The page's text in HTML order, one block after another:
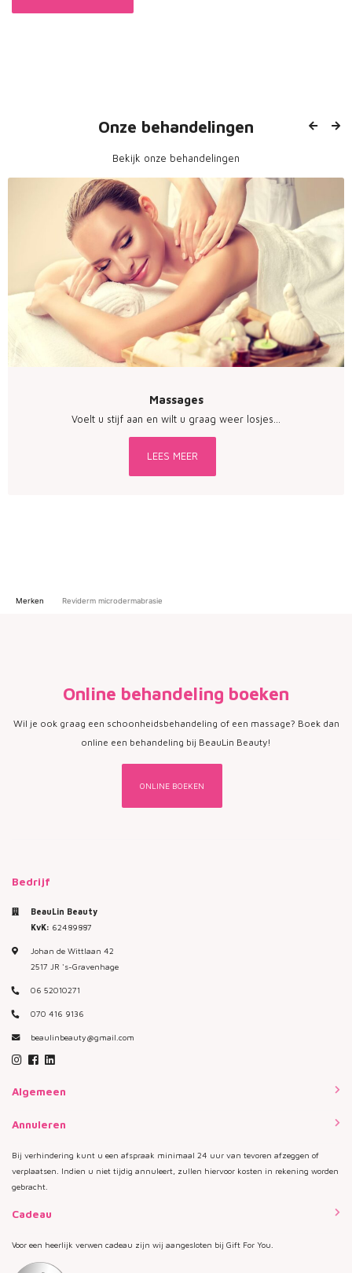
Onze behandelingen
Bekijk onze behandelingen
Massages
Voelt u stijf aan en wilt u graag weer losjes…
LEES MEER
Merken Reviderm microdermabrasie
Online behandeling boeken
Wil je ook graag een schoonheidsbehandeling of een massage? Boek dan
online een behandeling bij BeauLin Beauty!
ONLINE BOEKEN
Bedrijf
BeauLin Beauty
KvK: 62489887
Johan de Wittlaan 42
2517 JR 's-Gravenhage
06 52010271
070 416 9136
beaulinbeauty@gmail.com
Algemeen
Annuleren
Bij verhindering kunt u een afspraak minimaal 24 uur van tevoren afzeggen of
verplaatsen. Indien u niet tijdig annuleert, zullen hiervoor kosten in rekening worden
gebracht.
Cadeau
Voor een heerlijk verwen cadeau zijn wij aangesloten bij Gift For You.